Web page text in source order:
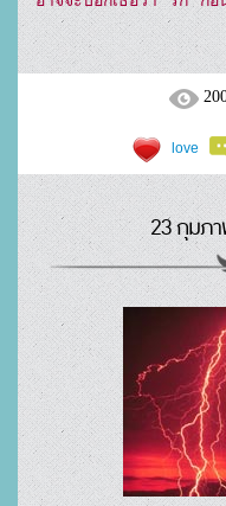
love
23 กุมภ